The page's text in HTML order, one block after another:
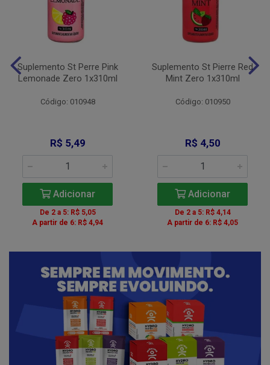
Suplemento St Perre Pink
Lemonade Zero 1x310ml
Código: 010948
R$ 5,49
Adicionar
De 2 a 5: R$ 5,05
A partir de 6: R$ 4,94
Suplemento St Pierre Red
Mint Zero 1x310ml
Código: 010950
R$ 4,50
Adicionar
De 2 a 5: R$ 4,14
A partir de 6: R$ 4,05